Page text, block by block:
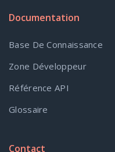
Documentation
Base De Connaissance
Zone Développeur
Référence API
Glossaire
Contact